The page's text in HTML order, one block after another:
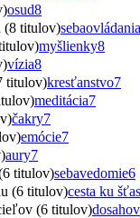
osud8
(8 titulov)sebaovládania
myšlienky8
vízia8
titulov)kresťanstvo7
meditácia7
čakry7
emócie7
aury7
titulov)sebavedomie6
(6 titulov)cesta ku
(6 titulov)